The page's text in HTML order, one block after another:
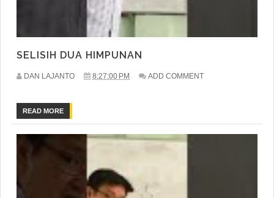
SELISIH DUA HIMPUNAN
DAN LAJANTO 8:27:00 PM ADD COMMENT
READ MORE